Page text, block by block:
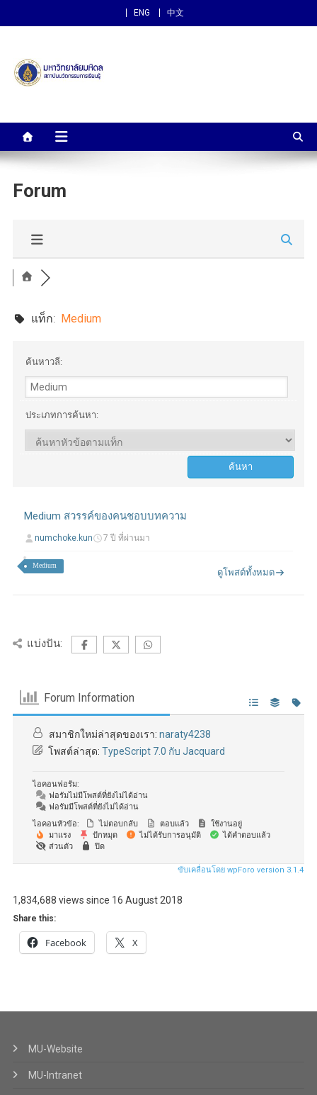
ENG 中文
สถาบันนวัตกรรมการเรียนรู้
Forum
แท็ก: Medium
ค้นหาวลี:
ประเภทการค้นหา:
Medium สวรรค์ของคนชอบบทความ
numchoke.kun 7 ปี ที่ผ่านมา
Medium
ดูโพสต์ทั้งหมด
แบ่งปัน:
Forum Information
สมาชิกใหม่ล่าสุดของเรา: naraty4238
โพสต์ล่าสุด: TypeScript 7.0 กับ Jacquard
ไอคอนฟอรัม:
ฟอรัมไม่มีโพสต์ที่ยังไม่ได้อ่าน
ฟอรัมมีโพสต์ที่ยังไม่ได้อ่าน
ไอคอนหัวข้อ:
ไม่ตอบกลับ ตอบแล้ว
ใช้งานอยู่
มาแรง
ปักหมุด ไม่ได้รับการอนุมัติ
ได้คำตอบแล้ว
ส่วนตัว
ปิด
ขับเคลื่อนโดย wpForo version 3.1.4
1,834,688 views since 16 August 2018
Share this:
Facebook X
MU-Website
MU-Intranet